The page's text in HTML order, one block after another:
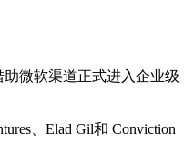
微软渠道正式进入企业级
、Elad Gil和 Conviction